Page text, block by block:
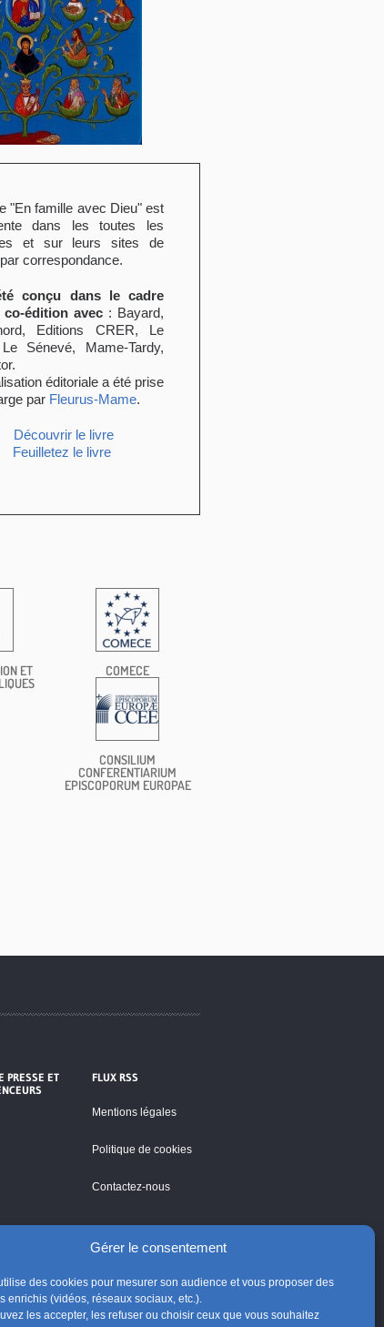
Gérer le consentement
des cookies pour mesurer son audience et vous proposer des
enrichis (vidéos, réseaux sociaux, etc.).
les accepter, les refuser ou choisir ceux que vous souhaitez
"En famille avec Dieu" est
dans les toutes les
et sur leurs sites de
correspondance.
conçu dans le cadre
co-édition avec : Bayard,
Editions CRER, Le
Sénevé, Mame-Tardy,
éditoriale a été prise
par Fleurus-Mame.
Découvrir le livre
Feuilletez le livre
ET
COMECE
CONSILIUM
CONFERENTIARIUM
EPISCOPORUM EUROPAE
PRESSE ET
FLUX RSS
Mentions légales
Politique de cookies
Contactez-nous